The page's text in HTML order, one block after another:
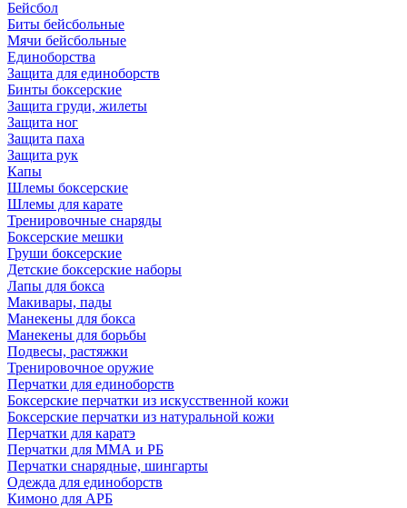
Бейсбол
Биты бейсбольные
Мячи бейсбольные
Единоборства
Защита для единоборств
Бинты боксерские
Защита груди, жилеты
Защита ног
Защита паха
Защита рук
Капы
Шлемы боксерские
Шлемы для карате
Тренировочные снаряды
Боксерские мешки
Груши боксерские
Детские боксерские наборы
Лапы для бокса
Макивары, пады
Манекены для бокса
Манекены для борьбы
Подвесы, растяжки
Тренировочное оружие
Перчатки для единоборств
Боксерские перчатки из искусственной кожи
Боксерские перчатки из натуральной кожи
Перчатки для каратэ
Перчатки для ММА и РБ
Перчатки снарядные, шингарты
Одежда для единоборств
Кимоно для АРБ